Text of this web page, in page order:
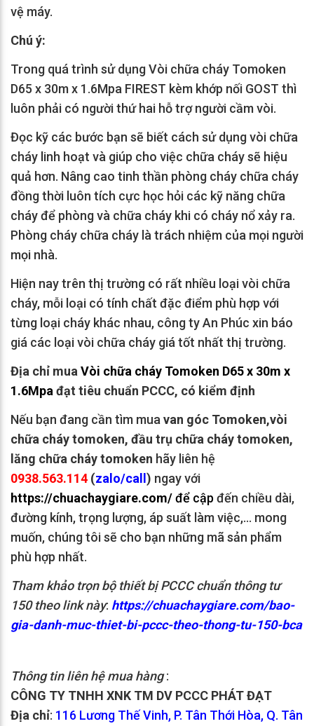
vệ máy.
Chú ý:
Trong quá trình sử dụng Vòi chữa cháy Tomoken
D65 x 30m x 1.6Mpa FIREST kèm khớp nối GOST thì
luôn phải có người thứ hai hỗ trợ người cầm vòi.
Đọc kỹ các bước bạn sẽ biết cách sử dụng vòi chữa
cháy linh hoạt và giúp cho việc chữa cháy sẽ hiệu
quả hơn. Nâng cao tinh thần phòng cháy chữa cháy
đồng thời luôn tích cực học hỏi các kỹ năng chữa
cháy để phòng và chữa cháy khi có cháy nổ xảy ra.
Phòng cháy chữa cháy là trách nhiệm của mọi người
mọi nhà.
Hiện nay trên thị trường có rất nhiều loại vòi chữa
cháy, mỗi loại có tính chất đặc điểm phù hợp với
từng loại cháy khác nhau, công ty An Phúc xin báo
giá các loại vòi chữa cháy giá tốt nhất thị trường.
Địa chỉ mua Vòi chữa cháy Tomoken D65 x 30m x
1.6Mpa đạt tiêu chuẩn PCCC, có kiểm định
Nếu bạn đang cần tìm mua van góc Tomoken,vòi
chữa cháy tomoken, đầu trụ chữa cháy tomoken,
lăng chữa cháy tomoken hãy liên hệ
0938.563.114 (zalo/call ) ngay với
https://chuachaygiare.com/để cập đến chiều dài,
đường kính, trọng lượng, áp suất làm việc,… mong
muốn, chúng tôi sẽ cho bạn những mã sản phẩm
phù hợp nhất.
Tham khảo trọn bộ thiết bị PCCC chuẩn thông tư
150 theo link này: https://chuachaygiare.com/bao-
gia-danh-muc-thiet-bi-pccc-theo-thong-tu-150-bca
Thông tin liên hệ mua hàng:
CÔNG TY TNHH XNK TM DV PCCC PHÁT ĐẠT
Địa chỉ: 116 Lương Thế Vinh, P. Tân Thới Hòa, Q. Tân